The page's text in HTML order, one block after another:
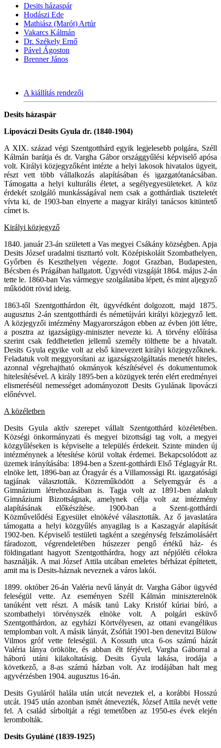
Desits házaspár
Hodászi Ede
Mathiász (Marót) Artúr
Vakarcs Kálmán
Dr. Székely Ernő
Pável Ágoston
Brenner János
A kiállítás rendezői
Desits házaspár
Lipováczi Desits Gyula dr. (1840-1904)
A XIX. század végi Szentgotthárd egyik legjelesebb polgára, Széll
Kálmán barátja és dr. Vargha Gábor országgyűlési képviselő apósa
volt. Királyi közjegyzőként intézte a helyi lakosok hivatalos ügyeit,
részt vett több vállalkozás alapításában és igazgatótanácsában.
Támogatta a helyi kulturális életet, a segélyegyesületeket. A köz
érdekét szolgáló munkásságával nem csak a gotthárdiak tiszteletét
vívta ki, de 1903-ban elnyerte a magyar királyi tanácsos kitüntető
címet is.
Királyi közjegyző
1840. január 23-án született a Vas megyei Csákány községben. Apja
Desits József uradalmi tiszttartó volt. Középiskoláit Szombathelyen,
Győrben és Keszthelyen végezte. Jogot Grazban, Budapesten,
Bécsben és Prágában hallgatott. Ügyvédi vizsgáját 1864. május 2-án
tette le. 1860-ban Vas vármegye szolgálatába lépett, és mint aljegyző
működött rövid ideig.
1863-től Szentgotthárdon élt, ügyvédként dolgozott, majd 1875.
augusztus 2-án szentgotthárdi és németújvári királyi közjegyző lett.
A közjegyzői intézmény Magyarországon ebben az évben jött létre,
a posztra az igazságügy-miniszter nevezte ki. A törvény előírása
szerint csak feddhetetlen jellemű személy tölthette be a hivatalt.
Desits Gyula egyike volt az első kinevezett királyi közjegyzőknek.
Feladatuk volt meggyorsítani az igazságszolgáltatás menetét hiteles,
azonnal végrehajtható okmányok készítésével és dokumentumok
hitelesítésével. A király 1895-ben a közügyek terén elért eredményei
elismeréséül nemességet adományozott Desits Gyulának lipováczi
előnévvel.
A közéletben
Desits Gyula aktív szerepet vállalt Szentgotthárd közéletében.
Községi önkormányzati és megyei bizottsági tag volt, a megyei
közgyűléseken is képviselte a település érdekeit. Szinte minden új
intézménynek a létesítése körül voltak érdemei. Bekapcsolódott az
üzemek irányításába: 1894-ben a Szent-gotthárdi Első Téglagyár Rt.
elnöke lett, 1896-ban az Óragyár és a Villamossági Rt. igazgatósági
tagjának választották. Közreműködött a Selyemgyár és a
Gimnázium létrehozásában is. Tagja volt az 1891-ben alakult
Gimnáziumi Bizottságnak, amelynek célja volt az intézmény
alapításának előkészítése. 1900-ban a Szent-gotthárdi
Közművelődési Egyesület elnökévé választották. Az ő javaslatára
támogatta a helyi közgyűlés anyagilag is a Kaszagyár alapítását
1902-ben. Képviselő testületi tagként a szegénység felszámolásáért
fáradozott, végrendeletében húszezer pengő értékű ház- és
földingatlant hagyott Szentgotthárdra, hogy azt népjóléti célokra
használják. A mai József Attila utcában emeletes bérházat építtetett,
amit ma is Desits-háznak neveznek a város lakói.
1899. október 26-án Valéria nevű lányát dr. Vargha Gábor ügyvéd
feleségül vette. Az eseményen Széll Kálmán miniszterelnök
tanúként vett részt. A másik tanú Laky Kristóf kúriai bíró, a
szombathelyi törvényszék elnöke volt. A polgári esküvő
Szentgotthárdon, az egyházi Körtvélyesen, az ottani evangélikus
templomban volt. A másik lányát, Zsófiát 1901-ben denevitzi Bülow
Vilmos gróf vette feleségül. A Kossuth utca 6-os számú házát
Valéria lánya örökölte, és abban élt férjével, Vargha Gáborral a
háború utáni kilakoltatásig. Desits Gyula lakása, irodája a
következő, a 8-as számú házban volt. Az irodájában halt meg
agyvérzésben 1904. augusztus 16-án.
Desits Gyuláról halála után utcát neveztek el, a korábbi Hosszú
utcát. 1945 után azonban ismét átnevezték, József Attila nevét vette
fel. A család sírboltját a régi temetőben az 1950-es évek elején
lerombolták.
Desits Gyuláné (1839-1925)